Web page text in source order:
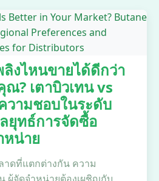
ลิงไหนขายได้ดีกว่า
? เตาบิวเทน vs
วามชอบในระดับ
ยุทธ์การจัดซื้อ
หน่าย
าดที่แตกต่างกัน ความ